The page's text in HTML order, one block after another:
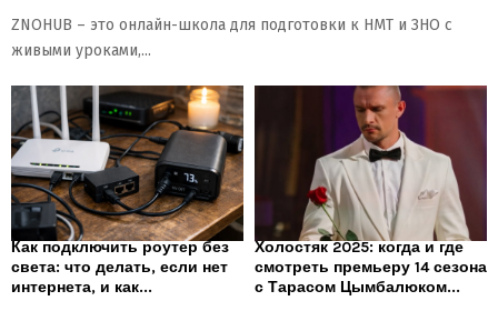
ZNOHUB – это онлайн-школа для подготовки к НМТ и ЗНО с
живыми уроками,...
Как подключить роутер без
света: что делать, если нет
интернета, и как...
Холостяк 2025: когда и где
смотреть премьеру 14 сезона
с Тарасом Цымбалюком...